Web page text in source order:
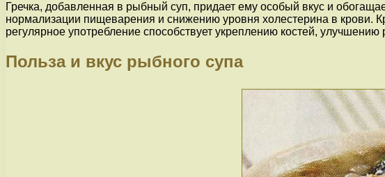
Гречка, добавленная в рыбный суп, придает ему особый вкус и
нормализации пищеварения и снижению уровня холестерина в крови.
регулярное употребление способствует укреплению костей,
Польза и вкус рыбного супа